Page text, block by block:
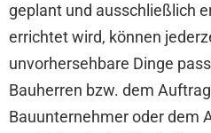
geplant und ausschließlich
errichtet wird, können
unvorhersehbare Dinge
Bauherren bzw. dem
Bauunternehmer oder dem